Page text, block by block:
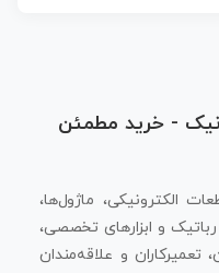
- خرید مطمئن
الکترونیکی، ماژول‌ها،
و ابزارهای تخصصی،
و علاقه‌مندان